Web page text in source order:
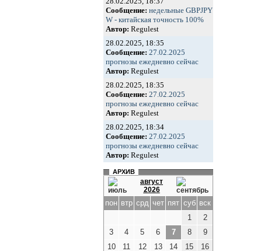
Сообщение: недельные GBPJPY
W - китайская точность 100%
Автор: Regulest
28.02.2025, 18:35
Сообщение: 27.02.2025
прогнозы ежедневно сейчас
Автор: Regulest
28.02.2025, 18:35
Сообщение: 27.02.2025
прогнозы ежедневно сейчас
Автор: Regulest
28.02.2025, 18:34
Сообщение: 27.02.2025
прогнозы ежедневно сейчас
Автор: Regulest
АРХИВ
август
2026
пон втр срд чет пят суб вск
1
2
3
4 5 6 7 8
9
10
11 12 13 14 15
16